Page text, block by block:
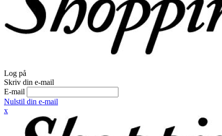
Log på
Skriv din e-mail
E-mail
Nulstil din e-mail
x